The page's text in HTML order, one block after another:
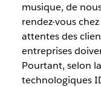
musique, de
rendez-vous
attentes des
entreprises
Pourtant, selon
technologiques